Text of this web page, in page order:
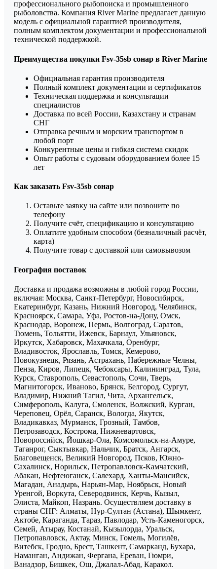
профессионального рыбопоиска и промышленного
рыболовства. Компания River Marine предлагает данную
модель с официальной гарантией производителя,
полным комплектом документации и профессиональной
технической поддержкой.
Преимущества покупки Fsv-35sb сонар в River Marine
Официальная гарантия производителя
Полный комплект документации и сертификатов
Техническая поддержка и консультации
специалистов
Доставка по всей России, Казахстану и странам
СНГ
Отправка речным и морским транспортом в
любой порт
Конкурентные цены и гибкая система скидок
Опыт работы с судовым оборудованием более 15
лет
Как заказать Fsv-35sb сонар
Оставьте заявку на сайте или позвоните по
телефону
Получите счёт, спецификацию и консультацию
Оплатите удобным способом (безналичный расчёт,
карта)
Получите товар с доставкой или самовывозом
География поставок
Доставка и продажа возможны в любой город России,
включая: Москва, Санкт-Петербург, Новосибирск,
Екатеринбург, Казань, Нижний Новгород, Челябинск,
Красноярск, Самара, Уфа, Ростов-на-Дону, Омск,
Краснодар, Воронеж, Пермь, Волгоград, Саратов,
Тюмень, Тольятти, Ижевск, Барнаул, Ульяновск,
Иркутск, Хабаровск, Махачкала, Оренбург,
Владивосток, Ярославль, Томск, Кемерово,
Новокузнецк, Рязань, Астрахань, Набережные Челны,
Пенза, Киров, Липецк, Чебоксары, Калининград, Тула,
Курск, Ставрополь, Севастополь, Сочи, Тверь,
Магнитогорск, Иваново, Брянск, Белгород, Сургут,
Владимир, Нижний Тагил, Чита, Архангельск,
Симферополь, Калуга, Смоленск, Волжский, Курган,
Череповец, Орёл, Саранск, Вологда, Якутск,
Владикавказ, Мурманск, Грозный, Тамбов,
Петрозаводск, Кострома, Нижневартовск,
Новороссийск, Йошкар-Ола, Комсомольск-на-Амуре,
Таганрог, Сыктывкар, Нальчик, Братск, Ангарск,
Благовещенск, Великий Новгород, Псков, Южно-
Сахалинск, Норильск, Петропавловск-Камчатский,
Абакан, Нефтеюганск, Салехард, Ханты-Мансийск,
Магадан, Анадырь, Нарьян-Мар, Ноябрьск, Новый
Уренгой, Воркута, Северодвинск, Керчь, Кызыл,
Элиста, Майкоп, Назрань. Осуществляем доставку в
страны СНГ: Алматы, Нур-Султан (Астана), Шымкент,
Актобе, Караганда, Тараз, Павлодар, Усть-Каменогорск,
Семей, Атырау, Костанай, Кызылорда, Уральск,
Петропавловск, Актау, Минск, Гомель, Могилёв,
Витебск, Гродно, Брест, Ташкент, Самарканд, Бухара,
Наманган, Андижан, Фергана, Ереван, Гюмри,
Ванадзор, Бишкек, Ош, Джалал-Абад, Каракол.